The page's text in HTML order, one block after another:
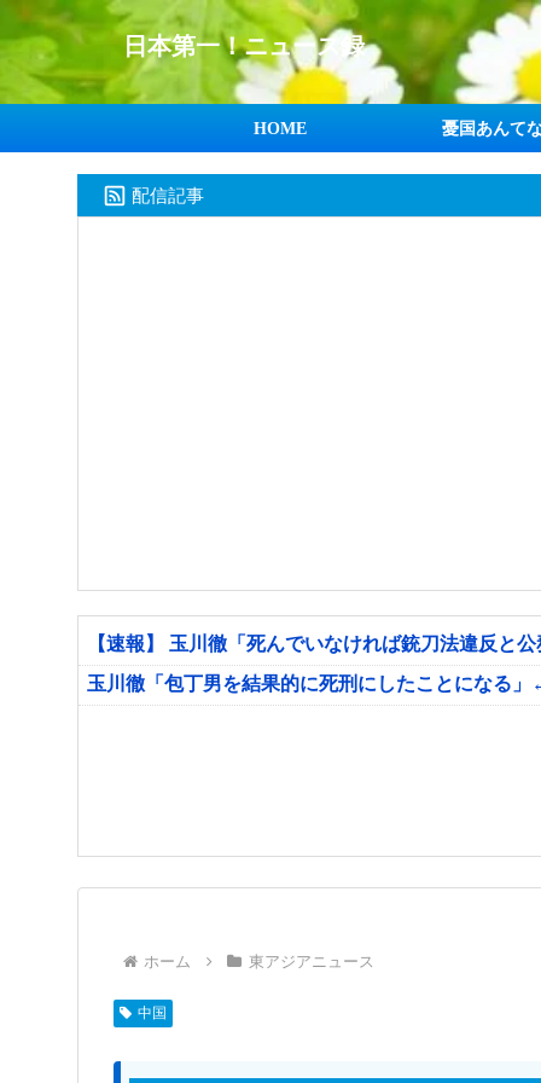
日本第一！ニュース録
HOME 憂国あんて
配信記事
【速報】 玉川徹「死んでいなければ銃刀法違反と
玉川徹「包丁男を結果的に死刑にしたことになる
ホーム 東アジアニュース
中国